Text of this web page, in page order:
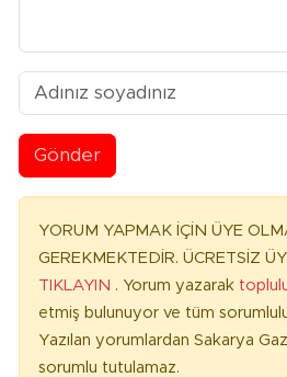
Gönder
YORUM YAPMAK İÇİN ÜYE
GEREKMEKTEDİR. ÜCRETSİZ
TIKLAYIN . Yorum yazarak
etmiş bulunuyor ve tüm
Yazılan yorumlardan Sakarya
sorumlu tutulamaz.